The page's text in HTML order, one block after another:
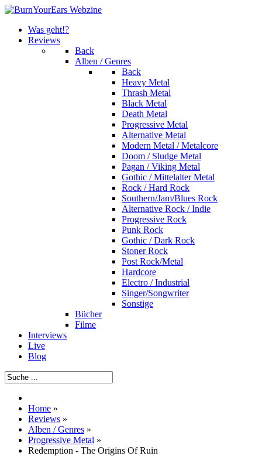
Was geht!?
Reviews
Back
Alben / Genres
Back
Heavy Metal
Thrash Metal
Black Metal
Death Metal
Progressive Metal
Alternative Metal
Modern Metal / Metalcore
Doom / Sludge Metal
Pagan / Viking Metal
Gothic / Mittelalter Metal
Rock / Hard Rock
Southern/Jam/Blues Rock
Alternative Rock / Indie
Progressive Rock
Punk Rock
Gothic / Dark Rock
Stoner Rock
Post Rock/Metal
Hardcore
Electro / Industrial
Singer/Songwriter
Sonstige
Bücher
Filme
Interviews
Live
Blog
Home »
Reviews »
Alben / Genres »
Progressive Metal »
Redemption - The Origins Of Ruin